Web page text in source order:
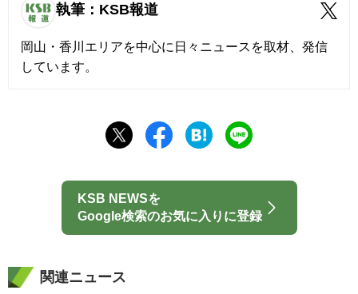
執筆：KSB報道
岡山・香川エリアを中心に日々ニュースを取材、発信
しています。
KSB NEWSを
Google検索のお気に入りに登録
関連ニュース